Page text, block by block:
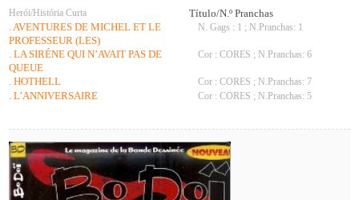
Herói/História Curta
Título/N.º Pranchas
. AVENTURES DE MICHEL ET LE
PROFESSEUR (LES)
N. Gags : 1 ; N.Pranchas: 1
. LA SIRÉNE QUI N’AVAIT PAS DE
QUEUE
Cor : CORES ; N.Pranchas: 6
. HOTHELL Cor : CORES ; N.Pranchas: 7
. L’ANNIVERSAIRE Cor : CORES ; N.Pranchas: 5